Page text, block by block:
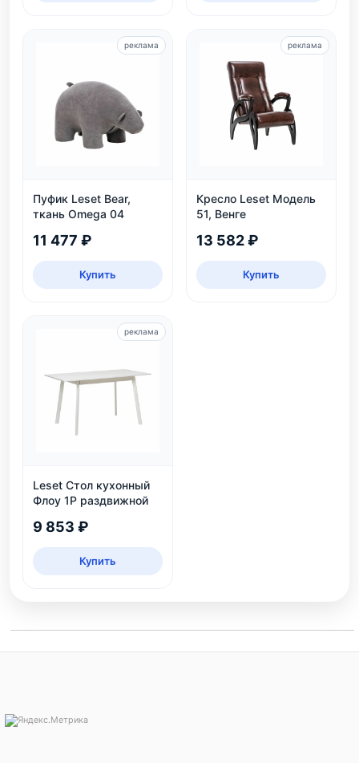
Пуфик Leset Bear,
ткань Omega 04
11 477 ₽
Купить
реклама
Кресло Leset Модель
51, Венге
13 582 ₽
Купить
реклама
Leset Стол кухонный
Флоу 1Р раздвижной
9 853 ₽
Купить
реклама